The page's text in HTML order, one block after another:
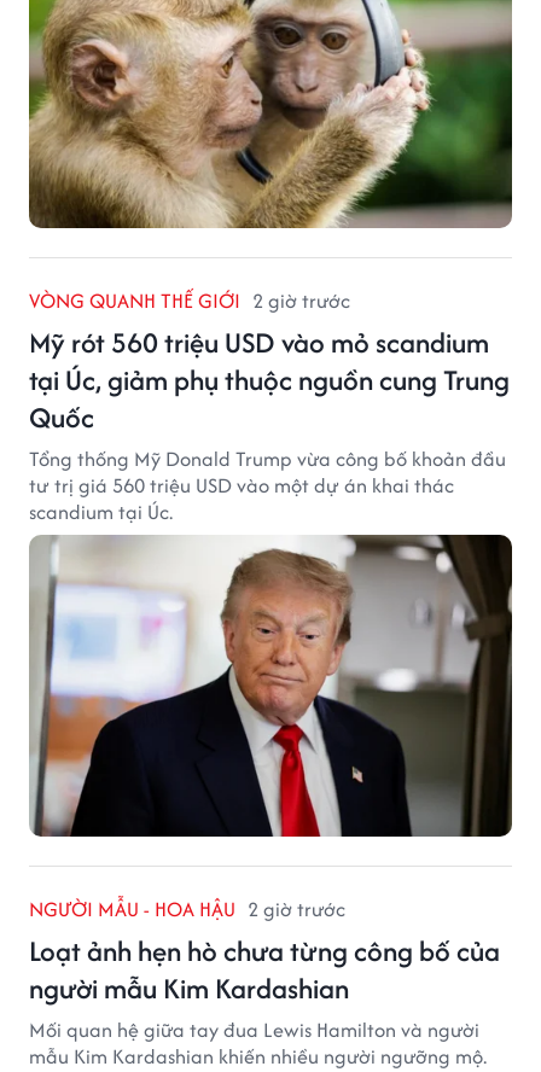
VÒNG QUANH THẾ GIỚI 2 giờ trước
Mỹ rót 560 triệu USD vào mỏ scandium
tại Úc, giảm phụ thuộc nguồn cung Trung
Quốc
Tổng thống Mỹ Donald Trump vừa công bố khoản đầu
tư trị giá 560 triệu USD vào một dự án khai thác
scandium tại Úc.
NGƯỜI MẪU - HOA HẬU 2 giờ trước
Loạt ảnh hẹn hò chưa từng công bố của
người mẫu Kim Kardashian
Mối quan hệ giữa tay đua Lewis Hamilton và người
mẫu Kim Kardashian khiến nhiều người ngưỡng mộ.